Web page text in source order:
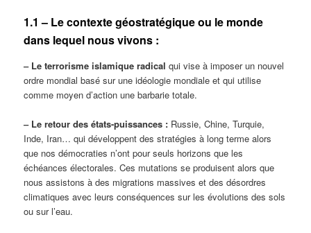
1.1 – Le contexte géostratégique ou le monde
dans lequel nous vivons :
‒ Le terrorisme islamique radical qui vise à imposer un nouvel
ordre mondial basé sur une idéologie mondiale et qui utilise
comme moyen d’action une barbarie totale.
‒ Le retour des états-puissances : Russie, Chine, Turquie,
Inde, Iran… qui développent des stratégies à long terme alors
que nos démocraties n’ont pour seuls horizons que les
échéances électorales. Ces mutations se produisent alors que
nous assistons à des migrations massives et des désordres
climatiques avec leurs conséquences sur les évolutions des sols
ou sur l’eau.